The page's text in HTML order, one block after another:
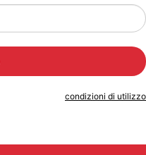
condizioni di utilizzo